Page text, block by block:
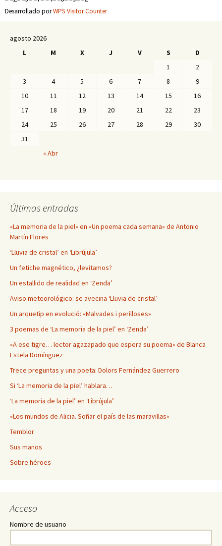
Desarrollado porWPS Visitor Counter
agosto 2026
L
M X J V S
D
1
2
3
4 5 6 7 8
9
10
11 12 13 14 15
16
17
18 19 20 21 22
23
24
25 26 27 28 29
30
31
« Abr
Últimas entradas
«La memoria de la piel» en «Un poema cada semana» de Antonio
Martín Flores
‘Lluvia de cristal’ en ‘Librújula’
Un fetiche magnético, ¿levitamos?
Un estallido de realidad en ‘Zenda’
Aviso meteorológico: se avecina ‘Lluvia de cristal’
Un arquetip en evolució: «Malvades i perilloses»
3 poemas de ‘La memoria de la piel’ en ‘Zenda’
«A ese tigre… lector agazapado que espera su poema» de Blanca
Estela Domínguez
Trece preguntas y una poeta: Dolors Fernández Guerrero
Si ‘La memoria de la piel’ hablara…
‘La memoria de la piel’ en ‘Librújula’
«Los mundos de Alicia. Soñar el país de las maravillas»
Temblor
Sus manos
Sobre héroes
Acceso
Nombre de usuario